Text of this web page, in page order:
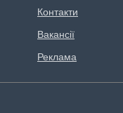
Контакти
Вакансії
Реклама